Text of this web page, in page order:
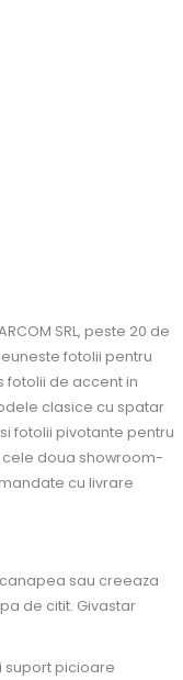
SRL, peste 20 de
fotolii pentru
fotolii de accent in
clasice cu spatar
fotolii pivotante pentru
cele doua showroom-
cu livrare
sau creeaza
de citit. Givastar
suport picioare